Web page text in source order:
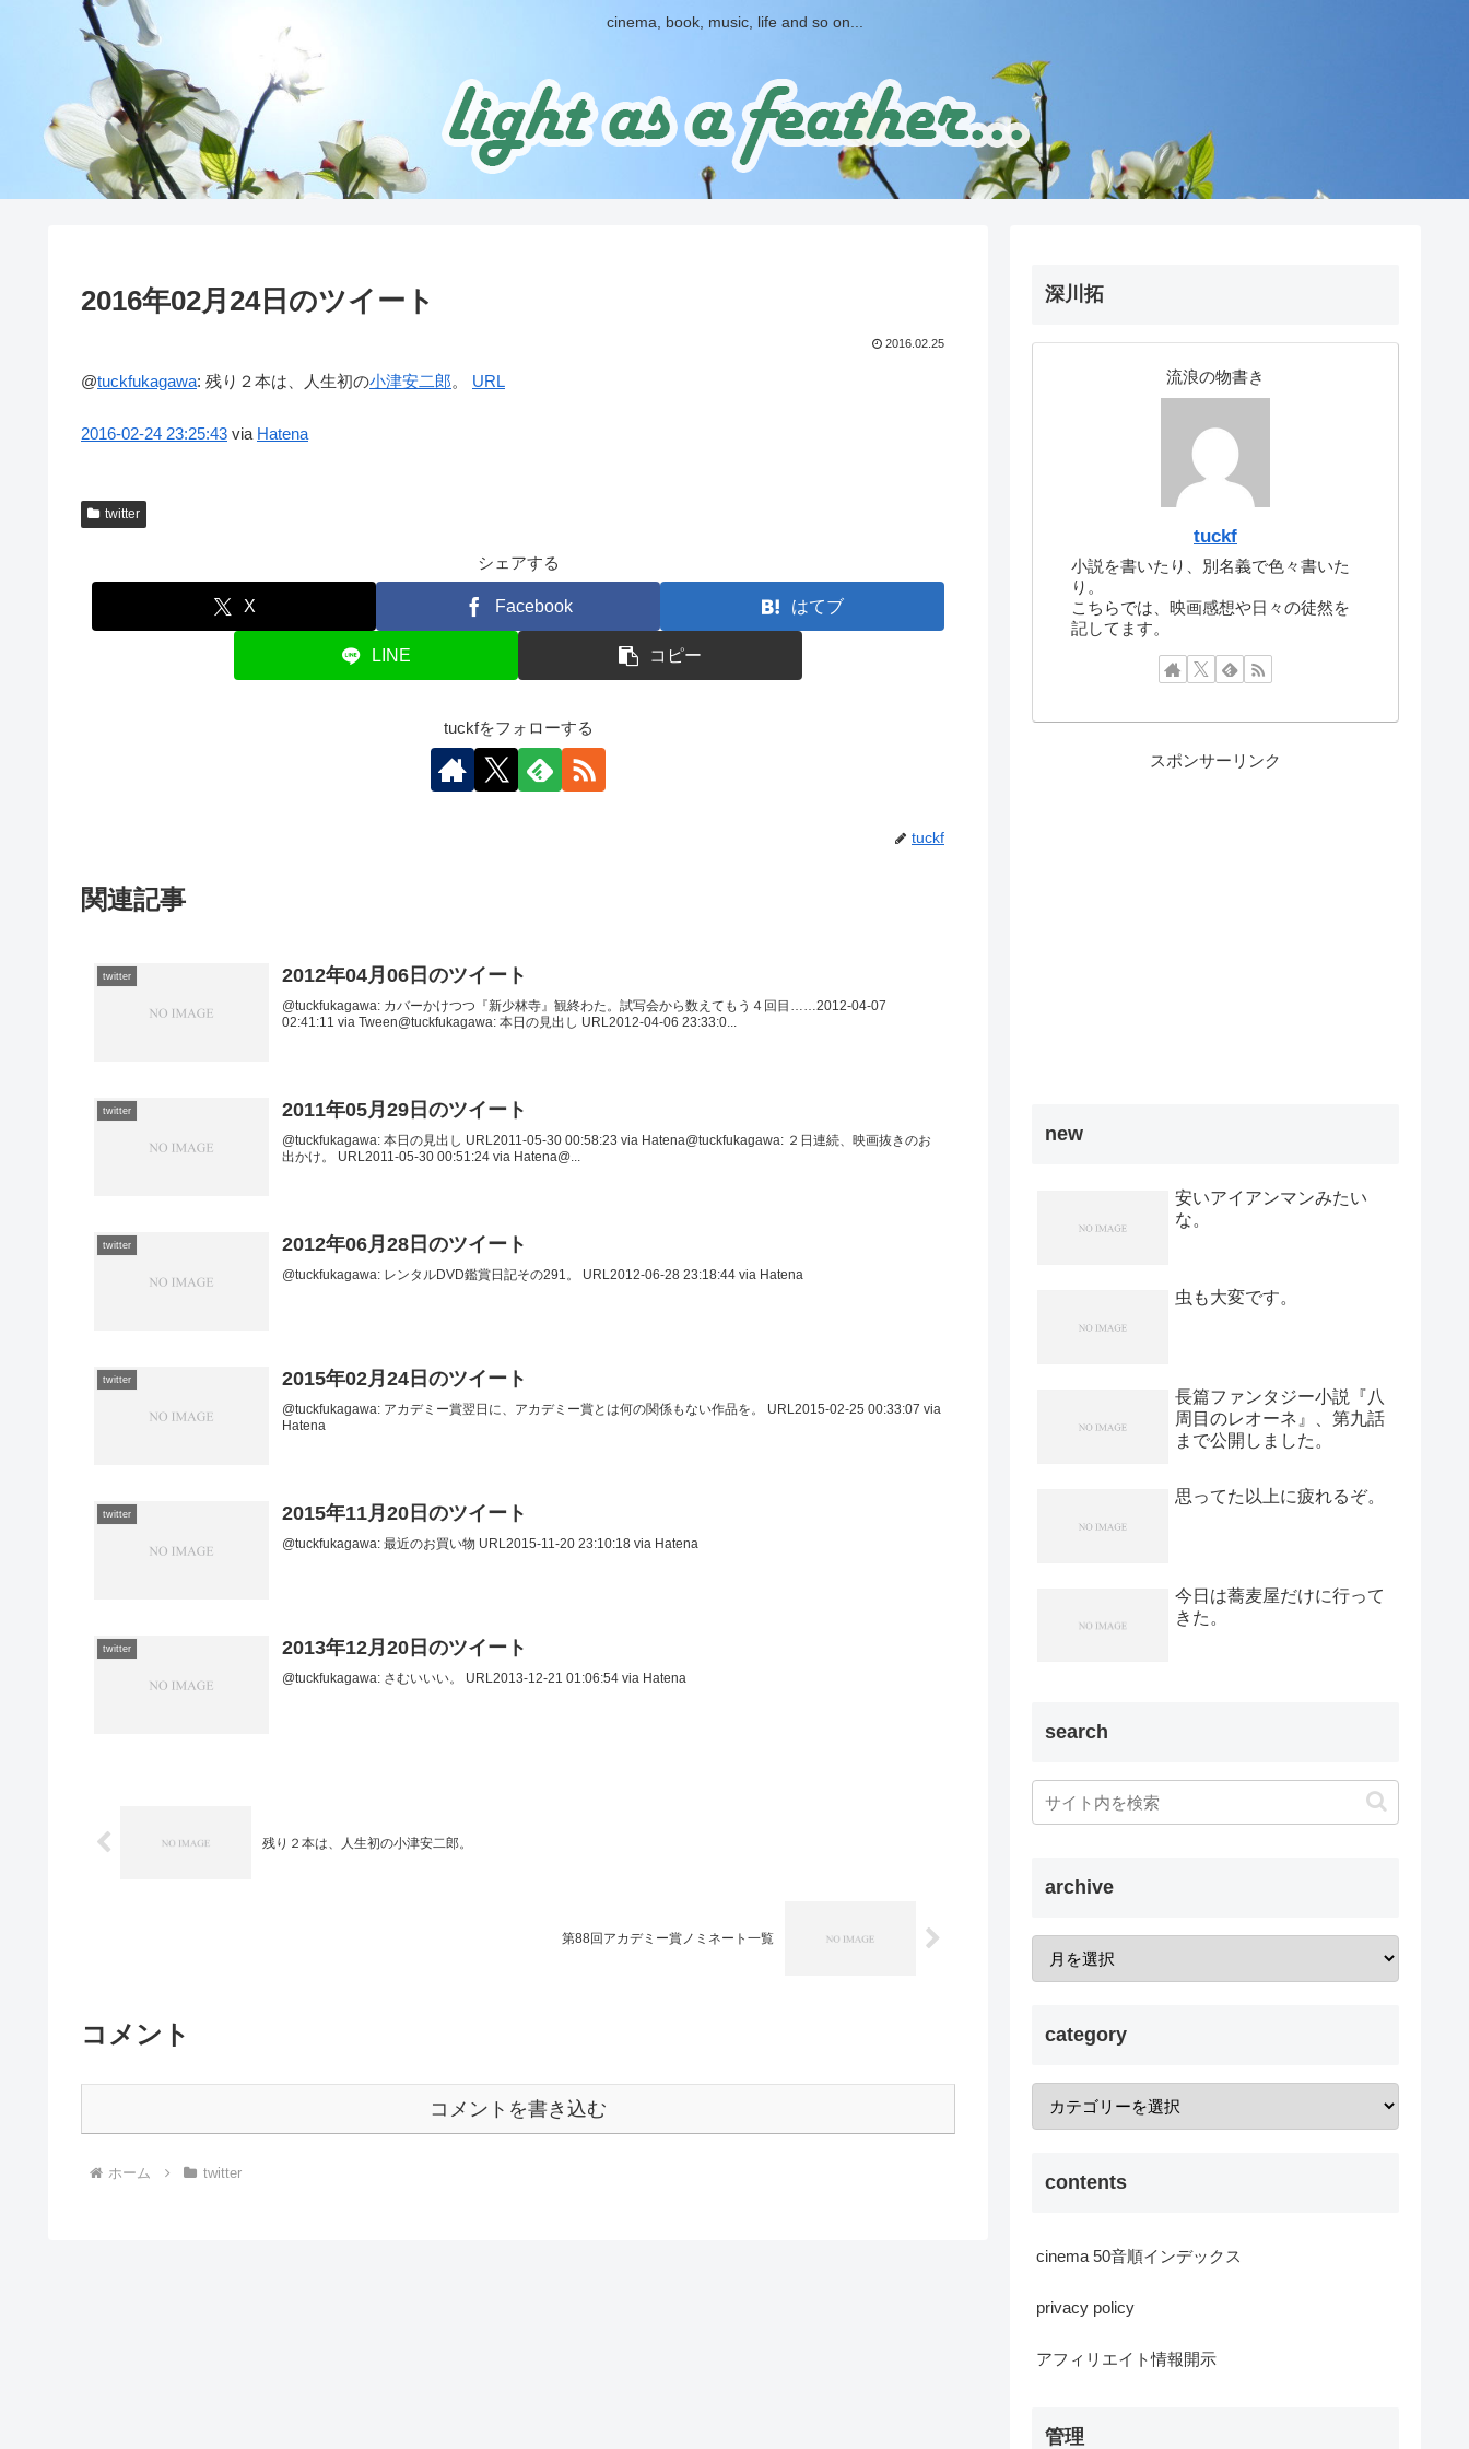
cinema, book, music, life and so on...
2016年02月24日のツイート
2016.02.25
@tuckfukagawa: 残り２本は、人生初の小津安二郎。 URL
2016-02-24 23:25:43 via Hatena
twitter
シェアする
X Facebook はてブ
LINE コピー
tuckfをフォローする
tuckf
関連記事
twitter 2012年04月06日のツイート
@tuckfukagawa: カバーかけつつ『新少林寺』観終わた。試写会から数えてもう４回目……2012-04-07
02:41:11 via Tween@tuckfukagawa: 本日の見出し URL2012-04-06 23:33:0...
twitter 2011年05月29日のツイート
@tuckfukagawa: 本日の見出し URL2011-05-30 00:58:23 via Hatena@tuckfukagawa: ２日連続、映画抜きのお
出かけ。 URL2011-05-30 00:51:24 via Hatena@...
twitter 2012年06月28日のツイート
@tuckfukagawa: レンタルDVD鑑賞日記その291。 URL2012-06-28 23:18:44 via Hatena
twitter 2015年02月24日のツイート
@tuckfukagawa: アカデミー賞翌日に、アカデミー賞とは何の関係もない作品を。 URL2015-02-25 00:33:07 via
Hatena
twitter 2015年11月20日のツイート
@tuckfukagawa: 最近のお買い物 URL2015-11-20 23:10:18 via Hatena
twitter 2013年12月20日のツイート
@tuckfukagawa: さむいいい。 URL2013-12-21 01:06:54 via Hatena
残り２本は、人生初の小津安二郎。
第88回アカデミー賞ノミネート一覧
コメント
コメントを書き込む
ホーム twitter
深川拓
流浪の物書き
tuckf
小説を書いたり、別名義で色々書いた
り。
こちらでは、映画感想や日々の徒然を
記してます。
スポンサーリンク
new
安いアイアンマンみたい
な。
虫も大変です。
長篇ファンタジー小説『八
周目のレオーネ』、第九話
まで公開しました。
思ってた以上に疲れるぞ。
今日は蕎麦屋だけに行って
きた。
search
archive
category
contents
cinema 50音順インデックス
privacy policy
アフィリエイト情報開示
管理